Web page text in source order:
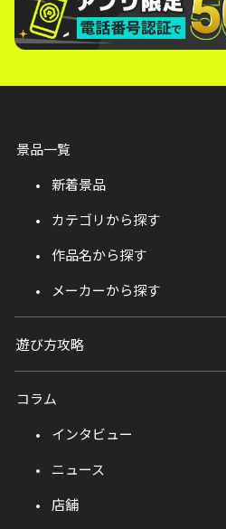
景品一覧
新着景品
カテゴリから探す
作品名から探す
メーカーから探す
遊び方攻略
コラム
インタビュー
ニュース
店舗